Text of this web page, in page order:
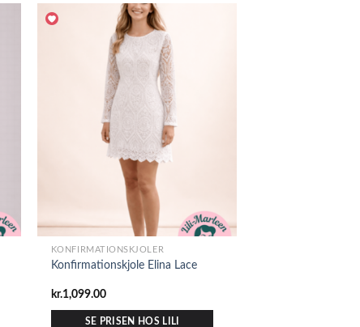
KONFIRMATIONSKJOLER
Konfirmationskjole Elina Lace
kr.1,099.00
SE PRISEN HOS LILI